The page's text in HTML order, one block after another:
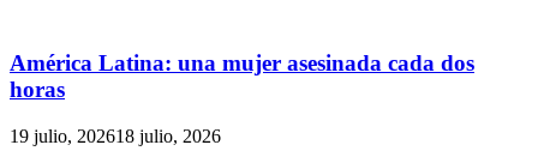
América Latina: una mujer asesinada cada dos
horas
19 julio, 202618 julio, 2026